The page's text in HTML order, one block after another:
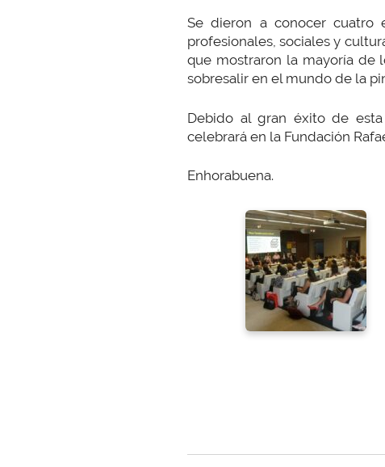
Se dieron a conocer cuatro
profesionales, sociales y
que mostraron la mayoría de
sobresalir en el mundo de la
Debido al gran éxito de
celebrará en la Fundación
Enhorabuena.